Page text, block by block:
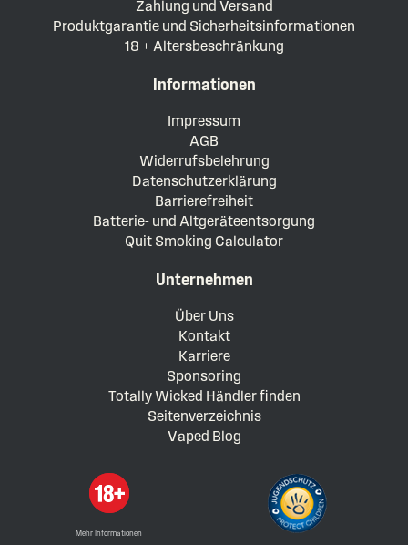
Zahlung und Versand
Produktgarantie und Sicherheitsinformationen
18 + Altersbeschränkung
Informationen
Impressum
AGB
Widerrufsbelehrung
Datenschutzerklärung
Barrierefreiheit
Batterie- und Altgeräteentsorgung
Quit Smoking Calculator
Unternehmen
Über Uns
Kontakt
Karriere
Sponsoring
Totally Wicked Händler finden
Seitenverzeichnis
Vaped Blog
Mehr Informationen